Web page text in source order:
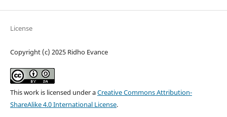
License
Copyright (c) 2025 Ridho Evance
This work is licensed under aCreative Commons Attribution-
ShareAlike 4.0 International License.